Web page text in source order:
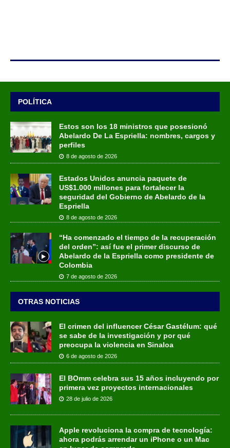
POLÍTICA
Estos son los 18 ministros que posesionó
Abelardo De La Espriella: nombres, cargos y
perfiles
8 de agosto de 2026
Estados Unidos anuncia paquete de
US$1.000 millones para fortalecer la
seguridad del Gobierno de Abelardo de la
Espriella
8 de agosto de 2026
“Ha comenzado el tiempo de la recuperación
del orden”: así fue el primer discurso de
Abelardo de la Espriella como presidente de
Colombia
7 de agosto de 2026
OTRAS NOTICIAS
El crimen del influencer César Gastélum: qué
se sabe de la investigación y por qué
preocupa la violencia en Sinaloa
6 de agosto de 2026
El BOmm celebra sus 15 años incluyendo por
primera vez proyectos internacionales
28 de julio de 2026
Apple revoluciona la compra de tecnología:
ahora podrás arrendar un iPhone o un Mac